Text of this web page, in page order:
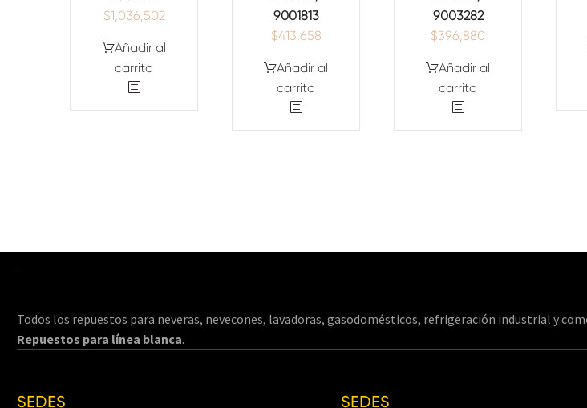
$1,036,502
Añadir al
carrito
9001813
$413,658
Añadir al
carrito
9003282
$396,880
Añadir al
carrito
Todos los repuestos para neveras, nevecones, lavadoras, gasodomésticos, refrigeración industrial y
Repuestos para línea blanca.
SEDES SEDES